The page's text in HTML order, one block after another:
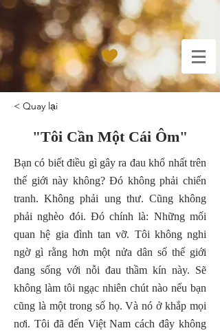
< Quay lại
"Tôi Cần Một Cái Ôm"
Bạn có biết điều gì gây ra đau khổ nhất trên
thế giới này không? Đó không phải chiến
tranh. Không phải ung thư. Cũng không
phải nghèo đói. Đó chính là: Những mối
quan hệ gia đình tan vỡ. Tôi không nghi
ngờ gì rằng hơn một nửa dân số thế giới
đang sống với nỗi đau thầm kín này. Sẽ
không làm tôi ngạc nhiên chút nào nếu bạn
cũng là một trong số họ. Và nó ở khắp mọi
nơi. Tôi đã đến Việt Nam cách đây không